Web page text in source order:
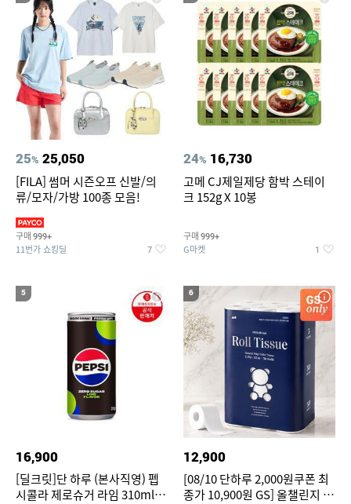
25% 25,050
[FILA] 썸머 시즌오프 신발/의
류/모자/가방 100종 모음!
구매 999+
11번가 쇼킹딜 7
24% 16,730
고메 CJ제일제당 함박 스테이
크 152g X 10봉
구매 999+
G마켓 1
5
16,900
[딜크릿]단 하루 (본사직영) 펩
시콜라 제로슈거 라임 310ml
6
12,900
[08/10 단하루 2,000원쿠폰 최
종가 10,900원 GS] 올챌린지 더